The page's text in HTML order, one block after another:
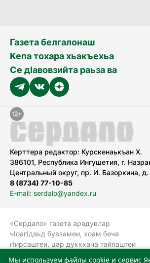
Газета белгалонаш
Кепа тохара хьакъехьа
Се дӀавовзийта раьза ва
Керттера редактор: Курскенаькъан Х.
386101, Республика Ингушетия, г.
Центральный округ, пр. И. Базоркина,
8 (8734) 77-10-85
E-mail: serdalo@yandex.ru
«Сердало» газета арадувлар
чIоагIдаьд бувзамеи, хоам беча
гIирсаштеи, цар дуккхача тайпаштеи
Мы используем файлы cookie и сервис